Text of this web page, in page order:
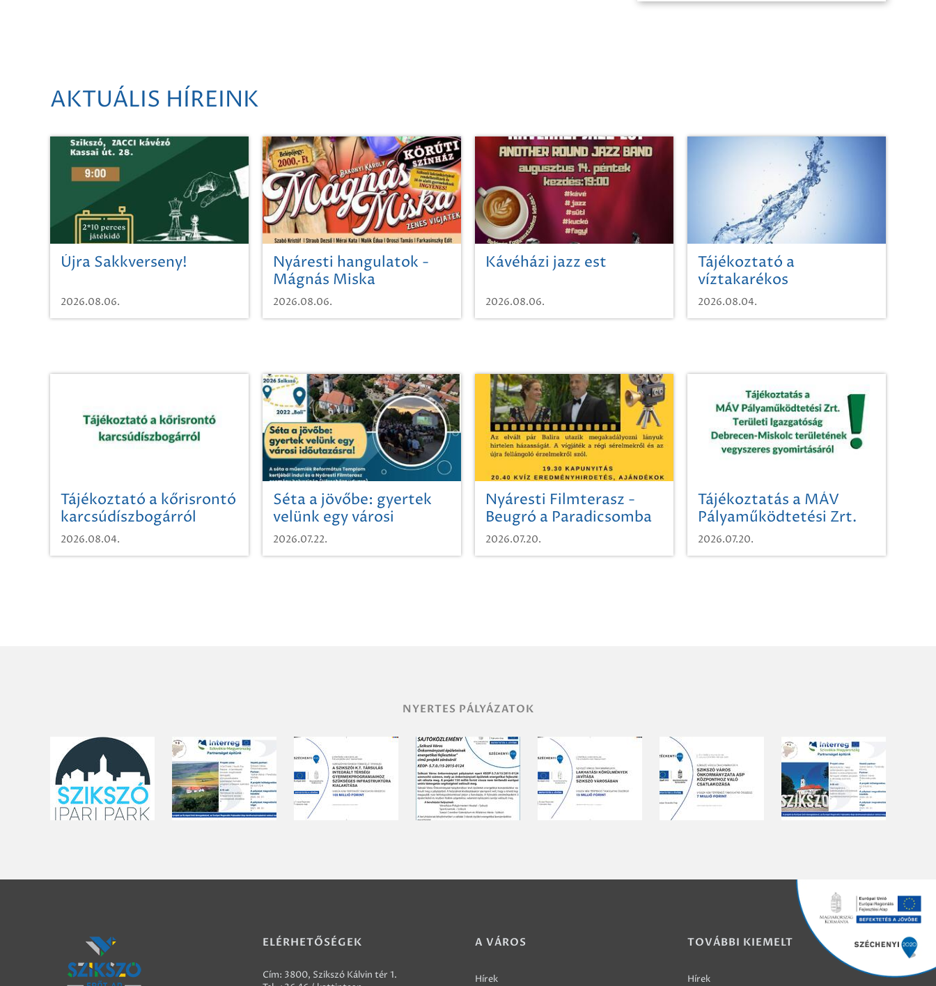
AKTUÁLIS HÍREINK
Újra Sakkverseny!
2026.08.06.
Nyáresti hangulatok -
Mágnás Miska
2026.08.06.
Kávéházi jazz est
2026.08.06.
Tájékoztató a
víztakarékos
vízhasználatról
2026.08.04.
Tájékoztató a kőrisrontó
karcsúdíszbogárról
2026.08.04.
Séta a jövőbe: gyertek
velünk egy városi
időutazásra!
2026.07.22.
Nyáresti Filmterasz -
Beugró a Paradicsomba
2026.07.20.
Tájékoztatás a MÁV
Pályaműködtetési Zrt.
Területi Igazgatóság
Debrecen-Miskolc
2026.07.20.
NYERTES PÁLYÁZATOK
ELÉRHETŐSÉGEK
Cím: 3800, Szikszó Kálvin tér 1.
A VÁROS
Hírek
TOVÁBBI KIEMELT
Hírek